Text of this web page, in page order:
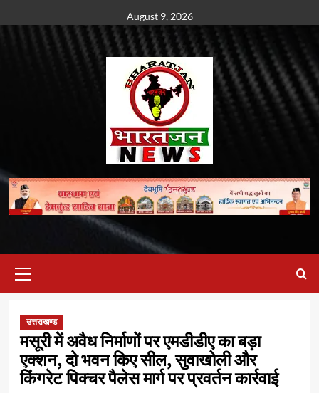
to
August 9, 2026
Menu
उत्तराखण्ड
मसूरी में अवैध निर्माणों पर एमडीडीए का बड़ा
एक्शन, दो भवन किए सील, सुवाखोली और
किंगरेट पिक्चर पैलेस मार्ग पर प्रवर्तन कार्रवाई